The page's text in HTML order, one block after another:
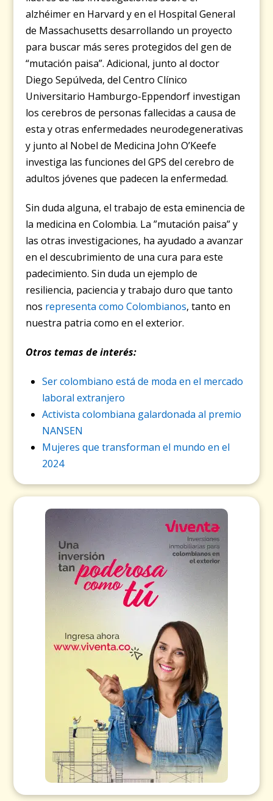
alzhéimer en Harvard y en el Hospital General
de Massachusetts desarrollando un proyecto
para buscar más seres protegidos del gen de
“mutación paisa”. Adicional, junto al doctor
Diego Sepúlveda, del Centro Clínico
Universitario Hamburgo-Eppendorf investigan
los cerebros de personas fallecidas a causa de
esta y otras enfermedades neurodegenerativas
y junto al Nobel de Medicina John O’Keefe
investiga las funciones del GPS del cerebro de
adultos jóvenes que padecen la enfermedad.
Sin duda alguna, el trabajo de esta eminencia de
la medicina en Colombia. La ”mutación paisa” y
las otras investigaciones, ha ayudado a avanzar
en el descubrimiento de una cura para este
padecimiento. Sin duda un ejemplo de
resiliencia, paciencia y trabajo duro que tanto
nos representa como Colombianos, tanto en
nuestra patria como en el exterior.
Otros temas de interés:
Ser colombiano está de moda en el mercado
laboral extranjero
Activista colombiana galardonada al premio
NANSEN
Mujeres que transforman el mundo en el
2024